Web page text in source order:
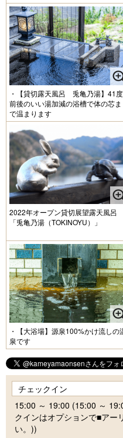
・【貸切露天風呂 兎亀乃湯】41度
前後のいい湯加減の浴槽で体の芯ま
で温まります
2022年オープン貸切展望露天風呂
「兎亀乃湯（TOKINOYU）」
・【大浴場】源泉100%かけ流しの
泉です
チェックイン
15:00 ～ 19:00 (15:00 ～
クインはオプションで■アー
い。))